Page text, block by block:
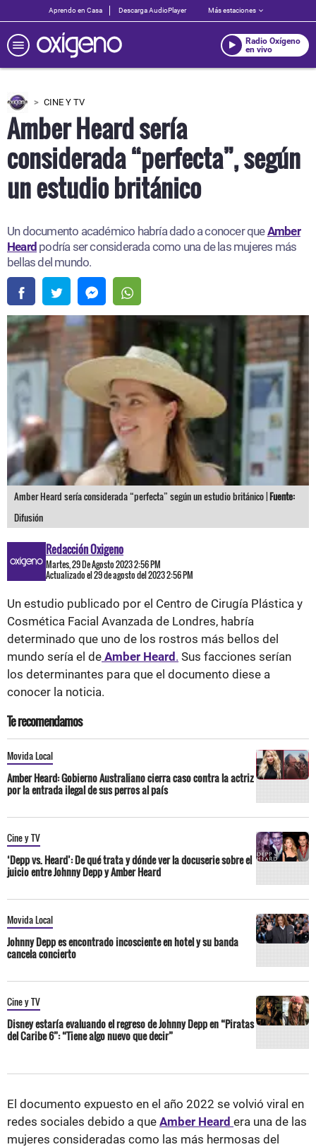
Aprendo en Casa Descarga AudioPlayer Más estaciones
Radio Oxígeno
en vivo
CINE Y TV
Amber Heard sería
considerada “perfecta”, según
un estudio británico
Un documento académico habría dado a conocer queAmber
Heard podría ser considerada como una de las mujeres más
bellas del mundo.
Amber Heard sería considerada “perfecta” según un estudio británico |Fuente:
Difusión
Redacción Oxigeno
Martes, 29 De Agosto 2023 2:56 PM
Actualizado el 29 de agosto del 2023 2:56 PM
Un estudio publicado por el Centro de Cirugía Plástica y
Cosmética Facial Avanzada de Londres, habría
determinado que uno de los rostros más bellos del
mundo sería el de Amber Heard. Sus facciones serían
los determinantes para que el documento diese a
conocer la noticia.
Te recomendamos
Movida Local
Amber Heard: Gobierno Australiano cierra caso contra la actriz
por la entrada ilegal de sus perros al país
Cine y TV
‘Depp vs. Heard’: De qué trata y dónde ver la docuserie sobre el
juicio entre Johnny Depp y Amber Heard
Movida Local
Johnny Depp es encontrado incosciente en hotel y su banda
cancela concierto
Cine y TV
Disney estaría evaluando el regreso de Johnny Depp en “Piratas
del Caribe 6”: “Tiene algo nuevo que decir”
El documento expuesto en el año 2022 se volvió viral en
redes sociales debido a que Amber Heard era una de las
mujeres consideradas como las más hermosas del